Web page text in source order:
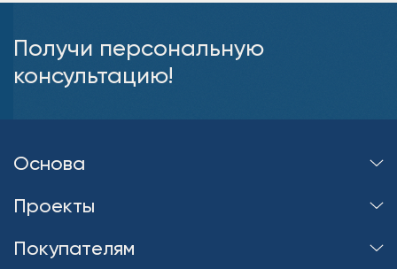
Получи персональную
консультацию!
Основа
Проекты
Покупателям